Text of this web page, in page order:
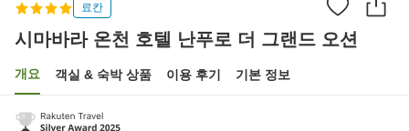
료칸
시마바라 온천 호텔 난푸로 더 그랜드 오션
개요 객실 & 숙박 상품 이용 후기 기본 정보